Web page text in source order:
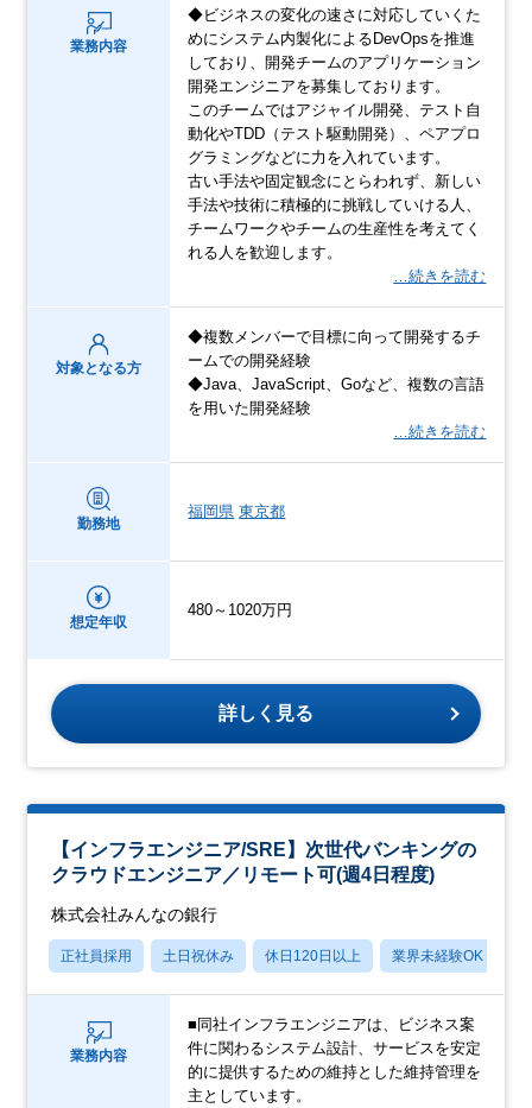
業務内容
◆ビジネスの変化の速さに対応していくた
めにシステム内製化によるDevOpsを推進
しており、開発チームのアプリケーション
開発エンジニアを募集しております。
このチームではアジャイル開発、テスト自
動化やTDD（テスト駆動開発）、ペアプロ
グラミングなどに力を入れています。
古い手法や固定観念にとらわれず、新しい
手法や技術に積極的に挑戦していける人、
チームワークやチームの生産性を考えてく
れる人を歓迎します。
…続きを読む
対象となる方
◆複数メンバーで目標に向って開発するチ
ームでの開発経験
◆Java、JavaScript、Goなど、複数の言語
を用いた開発経験
…続きを読む
勤務地
福岡県 東京都
想定年収
480～1020万円
詳しく見る
【インフラエンジニア/SRE】次世代バンキングの
クラウドエンジニア／リモート可(週4日程度)
株式会社みんなの銀行
正社員採用 土日祝休み 休日120日以上 業界未経験OK
業務内容
■同社インフラエンジニアは、ビジネス案
件に関わるシステム設計、サービスを安定
的に提供するための維持とした維持管理を
主としています。